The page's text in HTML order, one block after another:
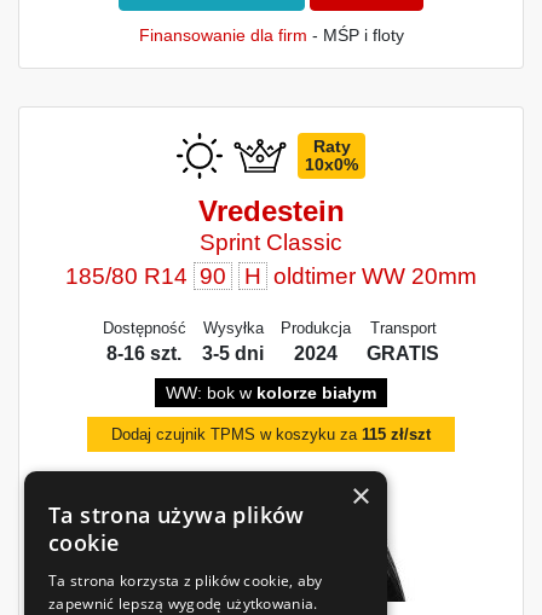
Finansowanie dla firm - MŚP i floty
Raty
10x0%
Vredestein
Sprint Classic
185/80 R14 90 H oldtimer WW 20mm
Dostępność
8-16 szt.
Wysyłka
3-5 dni
Produkcja
2024
Transport
GRATIS
WW: bok w kolorze białym
Dodaj czujnik TPMS w koszyku za 115 zł/szt
×
Ta strona używa plików
cookie
Ta strona korzysta z plików cookie, aby
zapewnić lepszą wygodę użytkowania.